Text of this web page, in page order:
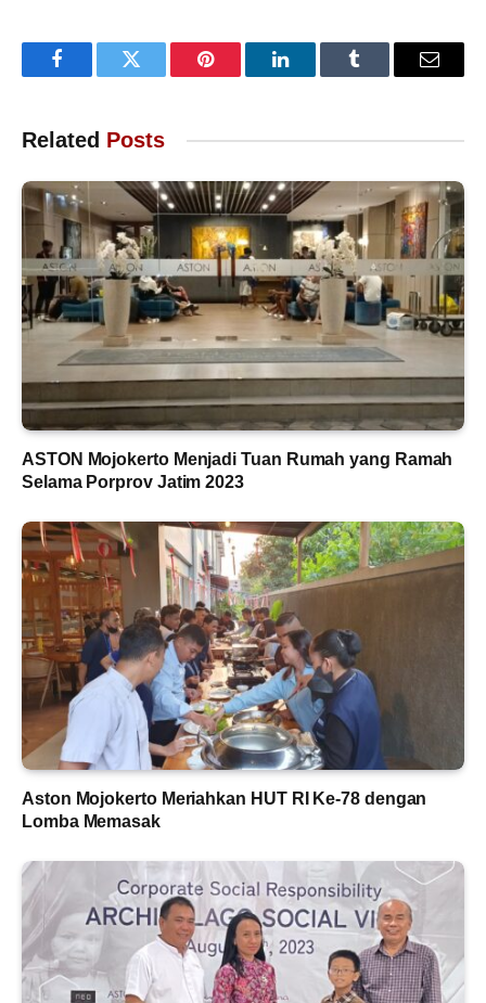
FacebookTwitter Pinterest LinkedInTumblr Email
Related Posts
ASTON Mojokerto Menjadi Tuan Rumah yang Ramah
Selama Porprov Jatim 2023
Aston Mojokerto Meriahkan HUT RI Ke-78 dengan
Lomba Memasak